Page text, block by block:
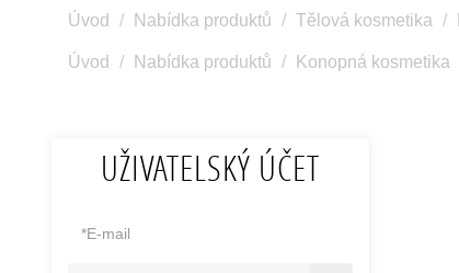
Úvod Nabídka produktů Tělová kosmetika
Úvod Nabídka produktů Konopná kosmetika
UŽIVATELSKÝ ÚČET